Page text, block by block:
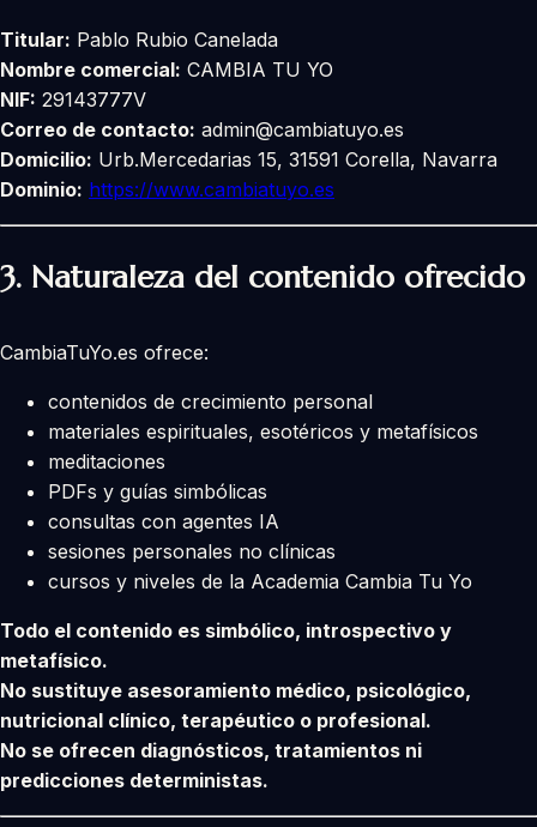
Titular: Pablo Rubio Canelada
Nombre comercial: CAMBIA TU YO
NIF: 29143777V
Correo de contacto: admin@cambiatuyo.es
Domicilio: Urb.Mercedarias 15, 31591 Corella, Navarra
Dominio: https://www.cambiatuyo.es
3. Naturaleza del contenido ofrecido
CambiaTuYo.es ofrece:
contenidos de crecimiento personal
materiales espirituales, esotéricos y metafísicos
meditaciones
PDFs y guías simbólicas
consultas con agentes IA
sesiones personales no clínicas
cursos y niveles de la Academia Cambia Tu Yo
Todo el contenido es simbólico, introspectivo y
metafísico.
No sustituye asesoramiento médico, psicológico,
nutricional clínico, terapéutico o profesional.
No se ofrecen diagnósticos, tratamientos ni
predicciones deterministas.